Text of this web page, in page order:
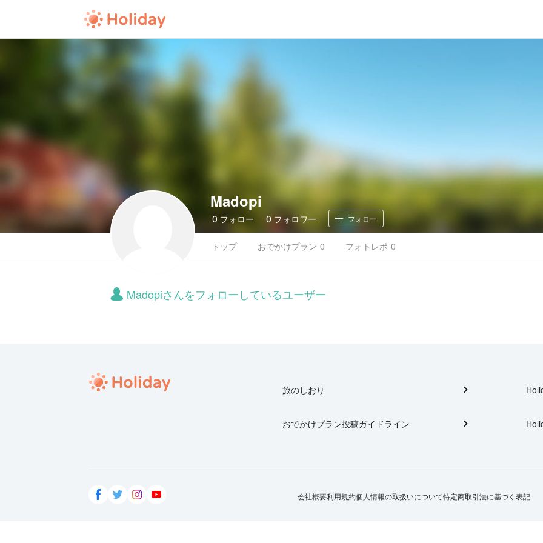
Madopi
0 フォロー 0 フォロワー フォロー
トップ おでかけプラン 0 フォトレポ 0
Madopiさんをフォローしているユーザー
旅のしおり
おでかけプラン投稿ガイドライン
会社概要利用規約個人情報の取扱いについて特定商取引法に基づく表記